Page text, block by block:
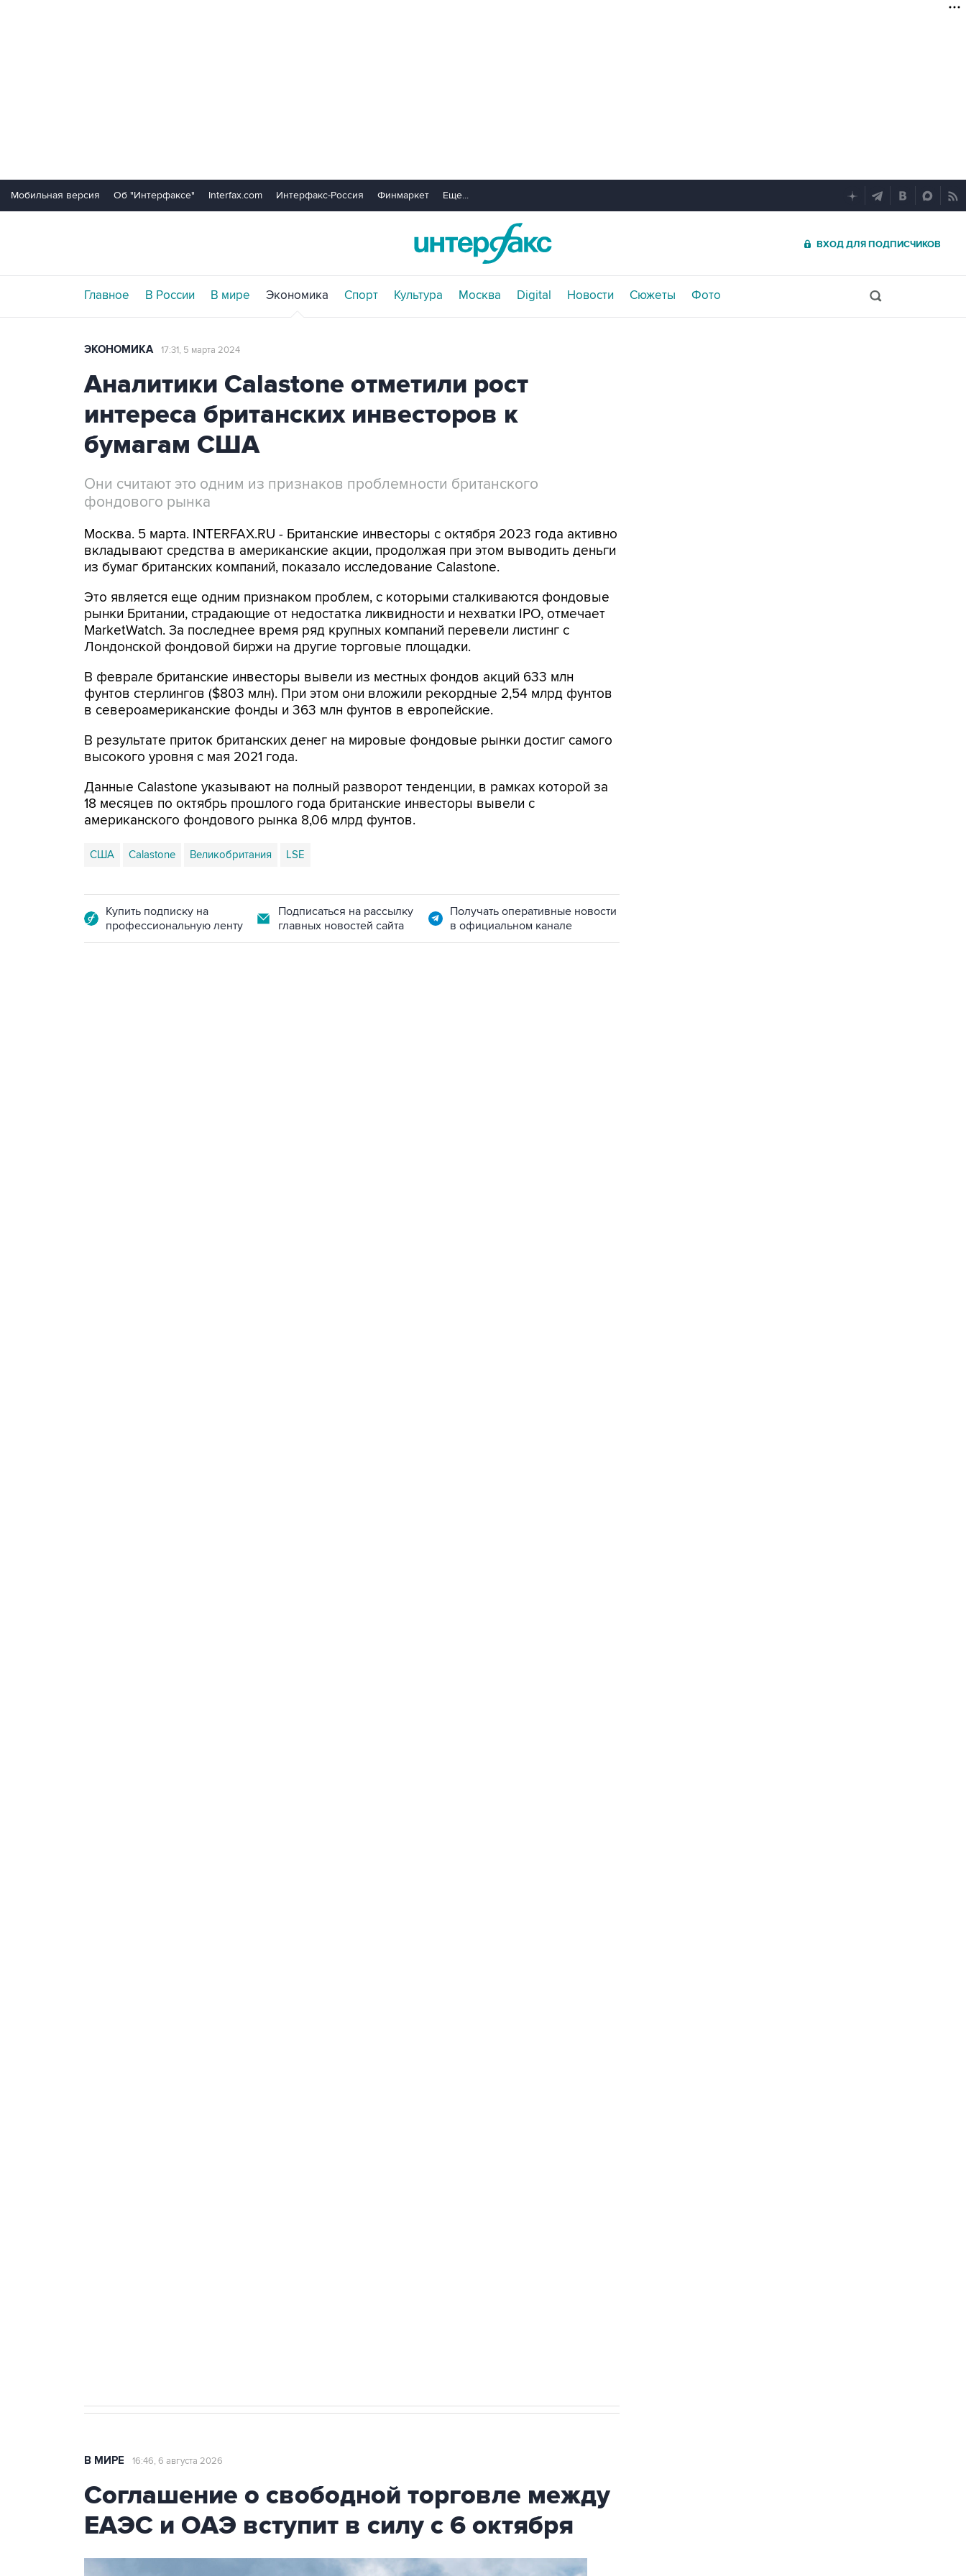
Мобильная версия Об "Интерфаксе" Interfax.com Интерфакс-Россия Финмаркет Еще...
ВХОД ДЛЯ ПОДПИСЧИКОВ
Главное В России В мире Экономика Спорт Культура Москва Digital Новости Сюжеты Фото
ЭКОНОМИКА 17:31, 5 марта 2024
Аналитики Calastone отметили рост
интереса британских инвесторов к
бумагам США
Они считают это одним из признаков проблемности британского
фондового рынка
Москва. 5 марта. INTERFAX.RU - Британские инвесторы с октября 2023 года активно
вкладывают средства в американские акции, продолжая при этом выводить деньги
из бумаг британских компаний, показало исследование Calastone.
Это является еще одним признаком проблем, с которыми сталкиваются фондовые
рынки Британии, страдающие от недостатка ликвидности и нехватки IPO, отмечает
MarketWatch. За последнее время ряд крупных компаний перевели листинг с
Лондонской фондовой биржи на другие торговые площадки.
В феврале британские инвесторы вывели из местных фондов акций 633 млн
фунтов стерлингов ($803 млн). При этом они вложили рекордные 2,54 млрд фунтов
в североамериканские фонды и 363 млн фунтов в европейские.
В результате приток британских денег на мировые фондовые рынки достиг самого
высокого уровня с мая 2021 года.
Данные Calastone указывают на полный разворот тенденции, в рамках которой за
18 месяцев по октябрь прошлого года британские инвесторы вывели с
американского фондового рынка 8,06 млрд фунтов.
США Calastone Великобритания LSE
Купить подписку на
профессиональную ленту
Подписаться на рассылку
главных новостей сайта
Получать оперативные новости
в официальном канале
В МИРЕ 16:46, 6 августа 2026
Соглашение о свободной торговле между
ЕАЭС и ОАЭ вступит в силу с 6 октября